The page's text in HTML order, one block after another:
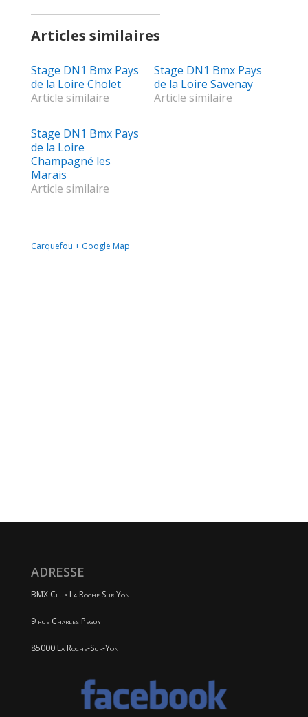
Articles similaires
Stage DN1 Bmx Pays
de la Loire Cholet
Article similaire
Stage DN1 Bmx Pays
de la Loire Savenay
Article similaire
Stage DN1 Bmx Pays
de la Loire
Champagné les
Marais
Article similaire
Carquefou + Google Map
ADRESSE
BMX Club La Roche Sur Yon
9 rue Charles Peguy
85000 La Roche-Sur-Yon